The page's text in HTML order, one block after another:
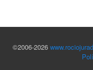
©2006-2026